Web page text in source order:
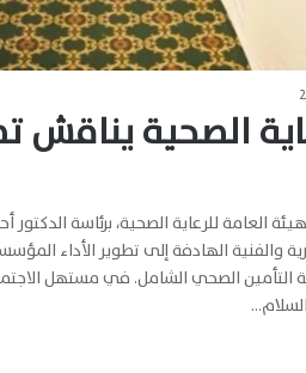
الصحية يناقش
والفنية الهادفة إلى تطوير الأداء
الصحي الشامل. في مستهل